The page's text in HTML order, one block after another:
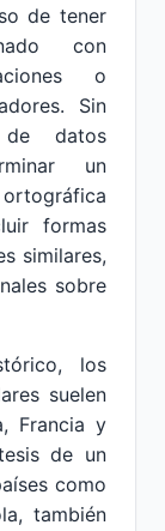
de tener
con
o
Sin
datos
un
formas
similares,
sobre
los
suelen
Francia y
de un
como
también